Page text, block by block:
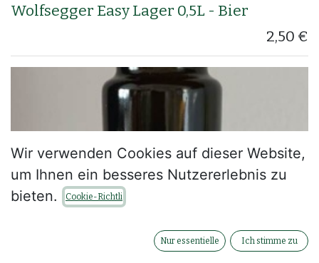
Wolfsegger Easy Lager 0,5L - Bier
2,50 €
Wir verwenden Cookies auf dieser Website,
um Ihnen ein besseres Nutzererlebnis zu
bieten.
Cookie-Richtli
Nur essentielle Ich stimme zu